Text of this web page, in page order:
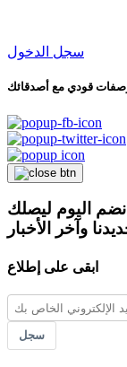
سجل الدخول
قودي مع أصدقائك
اليوم ليصلك
ابقى على إطلاع
سجل